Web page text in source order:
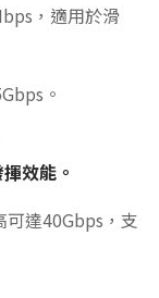
，適用於滑
。
效能。
達40Gbps，支